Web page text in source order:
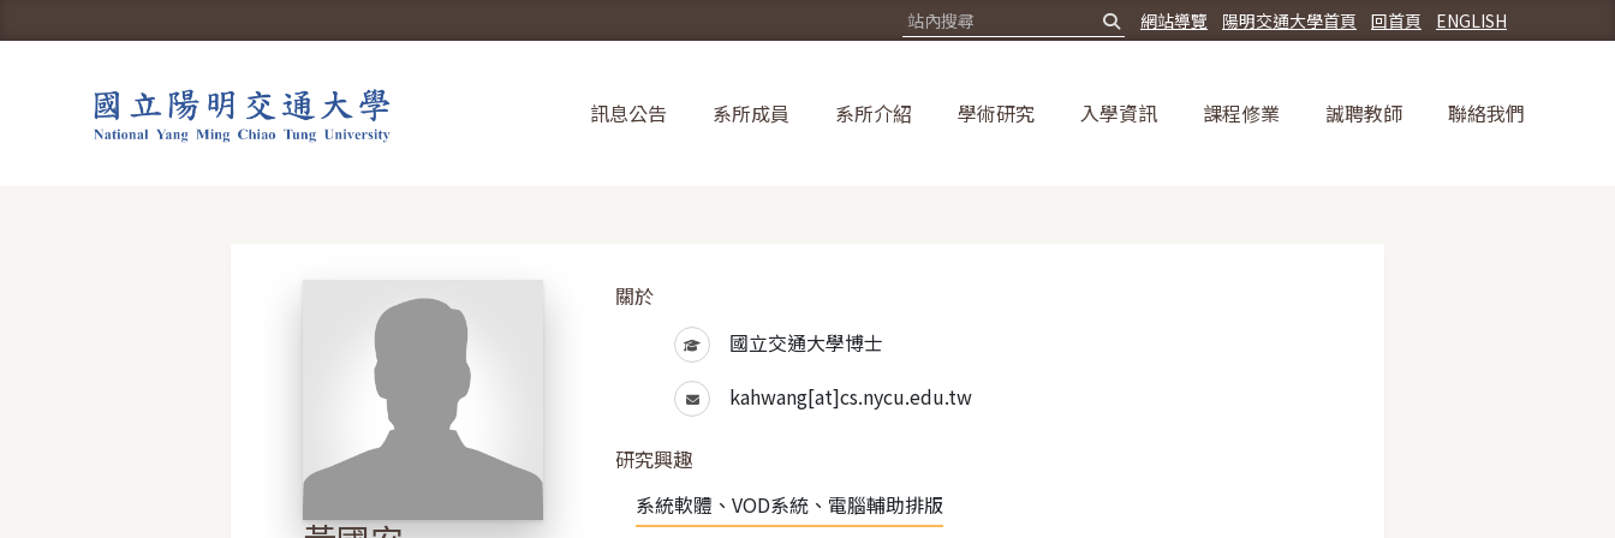
ENGLISH
回首頁
陽明交通大學首頁
網站導覽
訊息公告 系所成員 系所介紹 學術研究 入學資訊 課程修業 誠聘教師 聯絡我們
關於
國立交通大學博士
kahwang[at]cs.nycu.edu.tw
研究興趣
系統軟體、VOD系統、電腦輔助排版